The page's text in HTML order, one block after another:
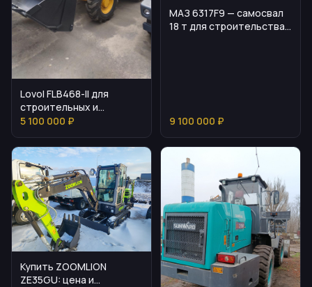
Lovol FLB468-II для
строительных и
дорожных работ
5 100 000 ₽
МАЗ 6317F9 — самосвал
18 т для строительства
9 100 000 ₽
Купить ZOOMLION
ZE35GU: цена и